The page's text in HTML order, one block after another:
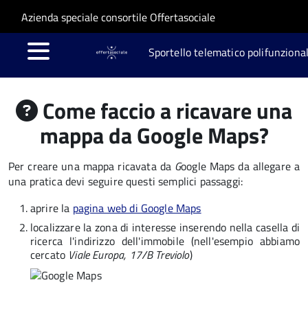
Salta al contenuto principale
Skip to site navigation
Azienda speciale consortile Offertasociale
Sportello telematico
Come faccio a ricavare una
mappa da Google Maps?
Per creare una mappa ricavata da Google Maps da allegare a
una pratica devi seguire questi semplici passaggi:
aprire la pagina web di Google Maps
localizzare la zona di interesse inserendo nella casella di
ricerca l'indirizzo dell'immobile (nell'esempio abbiamo
cercato Viale Europa, 17/B Treviolo)